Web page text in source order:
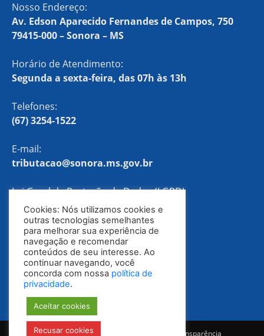
Nosso Endereço:
Av. Edson Aparecido Fernandes de Campos, 750
79415-000 – Sonora – MS
Horário de Atendimento:
Segunda a sexta-feira, das 07h às 13h
Telefones:
(67) 3254-1522
E-mail:
tributacao@sonora.ms.gov.br
Lei Geral de Proteção de Dados (LGPD)
Política de Privacidade
Notícias Ouvidoria Portal da Transparência
Cookies: Nós utilizamos cookies e
outras tecnologias semelhantes
para melhorar sua experiência de
navegação e recomendar
conteúdos de seu interesse. Ao
continuar navegando, você
concorda com nossa política de
privacidade.
Aceitar cookies
Recusar cookies